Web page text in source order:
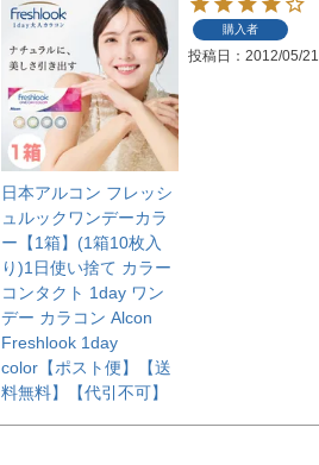
日本アルコン フレッシ
ュルックワンデーカラ
ー【1箱】(1箱10枚入
り)1日使い捨て カラー
コンタクト 1day ワン
デー カラコン Alcon
Freshlook 1day
color【ポスト便】【送
料無料】【代引不可】
購入者
投稿日 2012/05/21